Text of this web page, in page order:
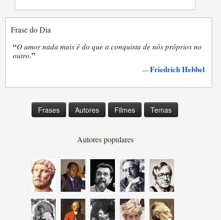
Frase do Dia
“O amor nada mais é do que a conquista de nós próprios no
outro.”
—Friedrich Hebbel
Frases Autores Filmes Temas
Autores populares